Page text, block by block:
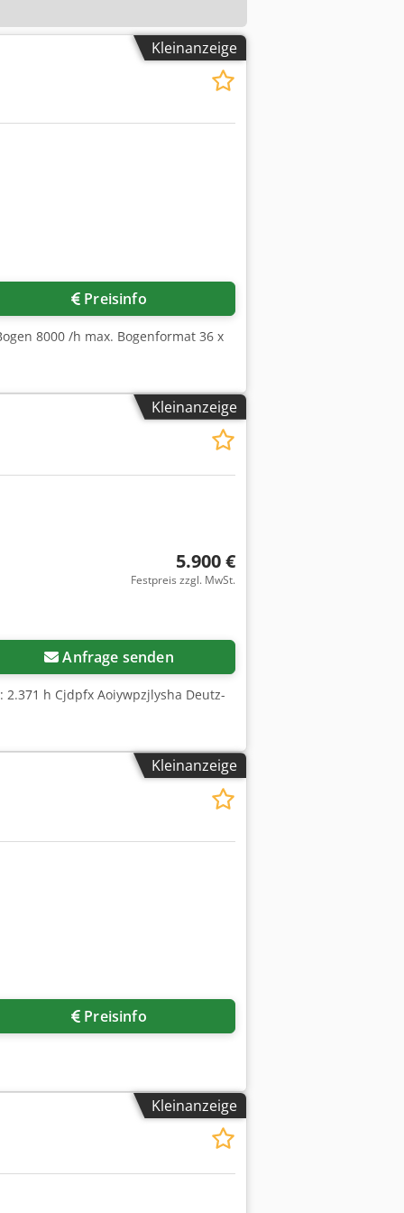
Kleinanzeige
Preisinfo
8000 /h max. Bogenformat 36 x
Kleinanzeige
5.900 €
Festpreis zzgl. MwSt.
Anfrage senden
h Cjdpfx Aoiywpzjlysha Deutz-
Kleinanzeige
Preisinfo
Kleinanzeige